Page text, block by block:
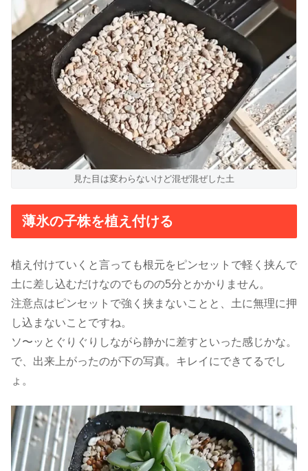
見た目は変わらないけど混ぜ混ぜした土
薄氷の子株を植え付ける
植え付けていくと言っても根元をピンセットで軽く挟んで
土に差し込むだけなのでものの5分とかかりません。
注意点はピンセットで強く挟まないことと、土に無理に押
し込まないことですね。
ソ〜ッとぐりぐりしながら静かに差すといった感じかな。
で、出来上がったのが下の写真。キレイにできてるでし
ょ。